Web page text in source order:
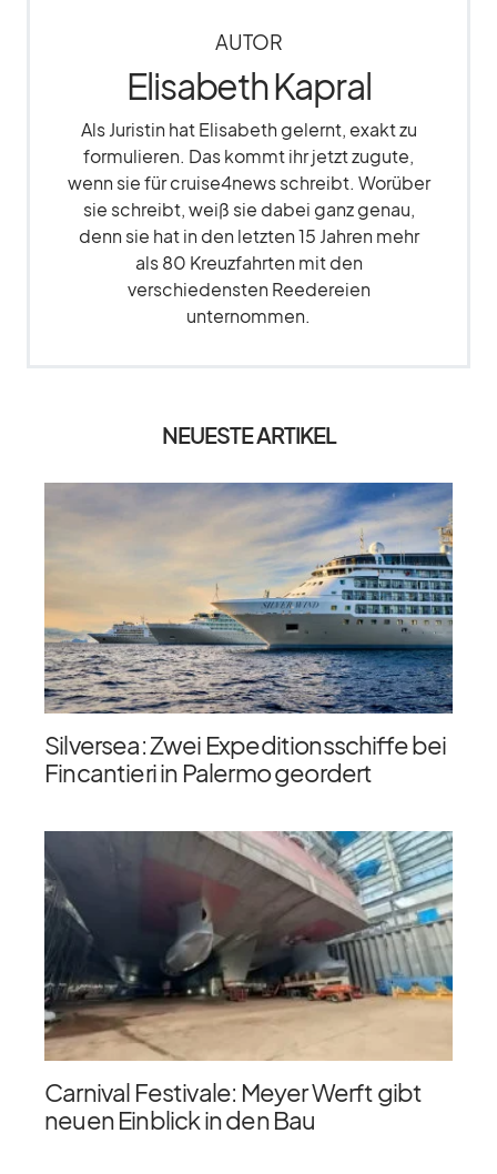
AUTOR
Elisabeth Kapral
Als Juristin hat Elisabeth gelernt, exakt zu
formulieren. Das kommt ihr jetzt zugute,
wenn sie für cruise4news schreibt. Worüber
sie schreibt, weiß sie dabei ganz genau,
denn sie hat in den letzten 15 Jahren mehr
als 80 Kreuzfahrten mit den
verschiedensten Reedereien
unternommen.
NEUESTE ARTIKEL
Silversea: Zwei Expeditionsschiffe bei
Fincantieri in Palermo geordert
Carnival Festivale: Meyer Werft gibt
neuen Einblick in den Bau